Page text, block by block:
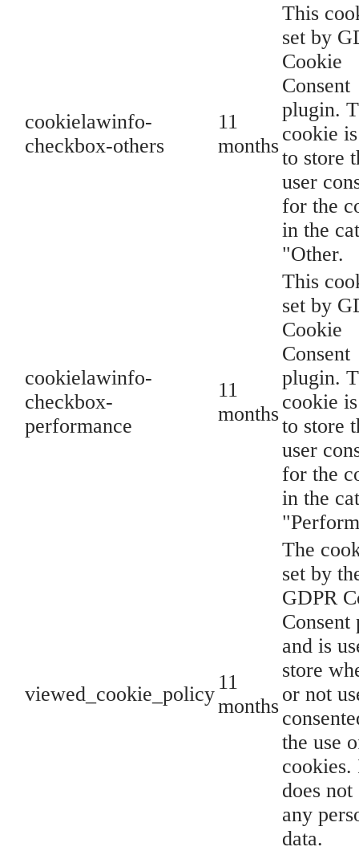
cookielawinfo-
checkbox-others
11
months
This
set by
Cookie
Consent
plugin.
cookie
to store
user
for the
in the
"Other.
cookielawinfo-
checkbox-
performance
11
months
This
set by
Cookie
Consent
plugin.
cookie
to store
user
for the
in the
viewed_cookie_policy
11
months
The
set by
GDPR
Consent
and is
store
or not
the use
cookies.
does not
any
data.